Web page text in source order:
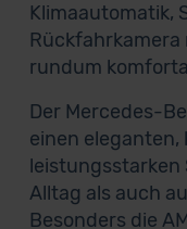
Klimaautomatik,
Rückfahrkamera
rundum
Der Mercedes-
einen
leistungsstarken
Alltag als auch
Besonders die